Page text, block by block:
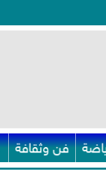
فن وثقافة